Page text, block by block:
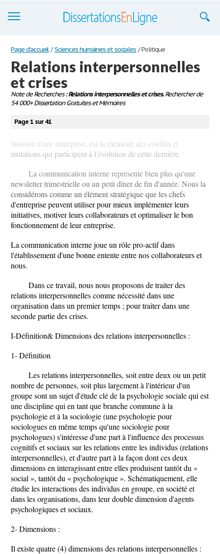
Dissertations
S'inscrire
Se connecter
Contactez-nous
Page d'accueil / Sciences humaines et sociales /Politique
Relations interpersonnelles
et crises
Note de Recherches: Relations interpersonnelles et crises.Rechercher de
54 000+ Dissertation Gratuites et Mémoires
Page 1 sur 41
'histoire d'une entreprise, est la mémoire des conflits et
mutations qui participent à l'évolution de cette dernière.
La communication interne représente bien plus qu'une
newsletter trimestrielle ou un petit dîner de fin d'année. Nous la
considérons comme un élément stratégique que les chefs
d'entreprise peuvent utiliser pour mieux implémenter leurs
initiatives, motiver leurs collaborateurs et optimaliser le bon
fonctionnement de leur entreprise.
La communication interne joue un rôle pro-actif dans
l'établissement d'une bonne entente entre nos collaborateurs et
nous.
Dans ce travail, nous nous proposons de traiter des
relations interpersonnelles comme nécessité dans une
organisation dans un premier temps ; pour traiter dans une
seconde partie des crises.
I-Définition& Dimensions des relations interpersonnelles :
1- Définition
Les relations interpersonnelles, soit entre deux ou un petit
nombre de personnes, soit plus largement à l'intérieur d'un
groupe sont un sujet d'étude clé de la psychologie sociale qui est
une discipline qui en tant que branche commune à la
psychologie et à la sociologie (une psychologie pour
sociologues en même temps qu'une sociologie pour
psychologues) s'intéresse d'une part à l'influence des processus
cognitifs et sociaux sur les relations entre les individus (relations
interpersonnelles), et d'autre part à la façon dont ces deux
dimensions en interagissant entre elles produisent tantôt du «
social », tantôt du « psychologique ». Schématiquement, elle
étudie les interactions des individus en groupe, en société et
dans les organisations, dans leur double dimension d'agents
psychologiques et sociaux.
2- Dimensions :
Il existe quatre (4) dimensions des relations interpersonnelles :